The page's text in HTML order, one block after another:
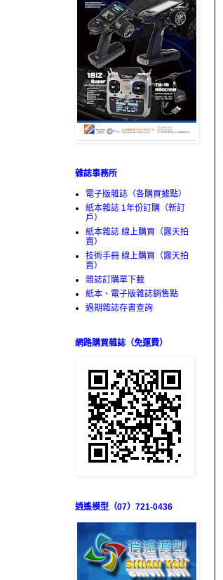
雜誌事務所
電子版雜誌（各購買據點）
紙本雜誌 1年份訂購（新訂
戶）
紙本雜誌 線上購買（露天拍
賣）
技術手冊 線上購買（露天拍
賣）
雜誌訂購單下載
紙本、電子版雜誌銷售點
過期雜誌存書查詢
網路購買雜誌（免運費）
逍遙模型（07）721-0436